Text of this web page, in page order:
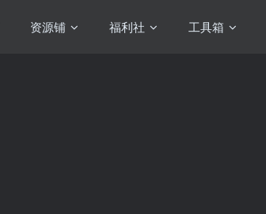
资源铺 福利社 工具箱